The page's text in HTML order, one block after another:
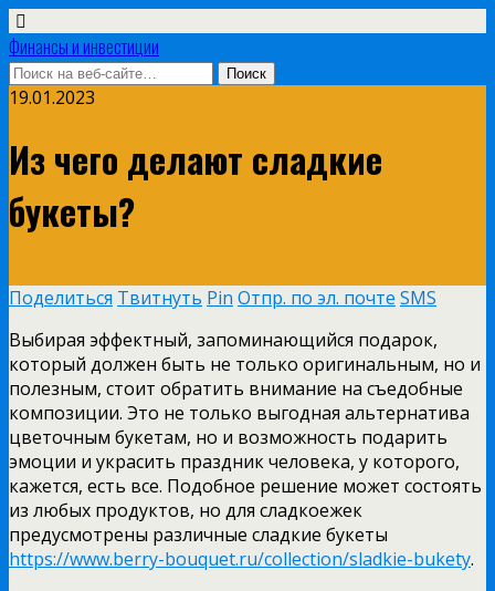
Финансы и инвестиции
19.01.2023
Из чего делают сладкие
букеты?
Поделиться Твитнуть Pin Отпр. по эл. почте SMS
Выбирая эффектный, запоминающийся подарок,
который должен быть не только оригинальным, но и
полезным, стоит обратить внимание на съедобные
композиции. Это не только выгодная альтернатива
цветочным букетам, но и возможность подарить
эмоции и украсить праздник человека, у которого,
кажется, есть все. Подобное решение может состоять
из любых продуктов, но для сладкоежек
предусмотрены различные сладкие букеты
https://www.berry-bouquet.ru/collection/sladkie-bukety.